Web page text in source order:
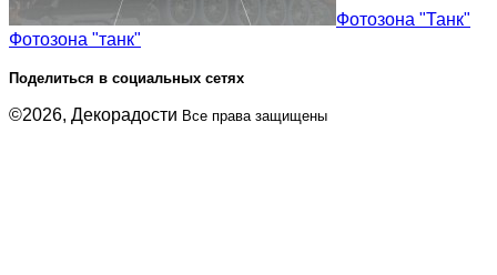
Фотозона "Танк"
Фотозона "танк"
Поделиться в социальных сетях
©2026, Декорадости Все права защищены